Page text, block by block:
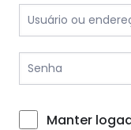
Manter